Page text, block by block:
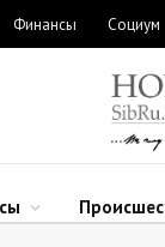
Финансы Социум